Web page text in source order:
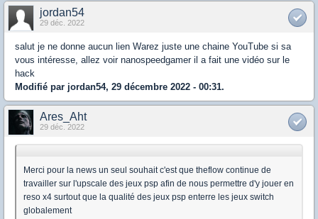
jordan54
29 déc. 2022
salut je ne donne aucun lien Warez juste une chaine YouTube si sa
vous intéresse, allez voir nanospeedgamer il a fait une vidéo sur le
hack
Modifié par jordan54, 29 décembre 2022 - 00:31.
Ares_Aht
29 déc. 2022
Merci pour la news un seul souhait c'est que theflow continue de
travailler sur l'upscale des jeux psp afin de nous permettre d'y jouer en
reso x4 surtout que la qualité des jeux psp enterre les jeux switch
globalement